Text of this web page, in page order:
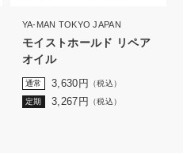
YA-MAN TOKYO JAPAN
モイストホールド リペア
オイル
通常 3,630 円 （税込）
定期 3,267 円 （税込）